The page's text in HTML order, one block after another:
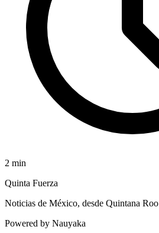
2 min
Quinta Fuerza
Noticias de México, desde Quintana Roo
Powered by Nauyaka